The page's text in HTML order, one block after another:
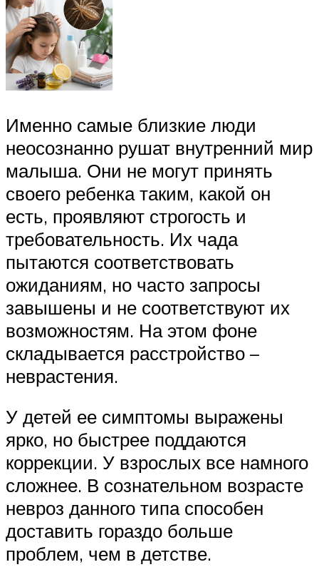
Именно самые близкие люди
неосознанно рушат внутренний мир
малыша. Они не могут принять
своего ребенка таким, какой он
есть, проявляют строгость и
требовательность. Их чада
пытаются соответствовать
ожиданиям, но часто запросы
завышены и не соответствуют их
возможностям. На этом фоне
складывается расстройство –
неврастения.
У детей ее симптомы выражены
ярко, но быстрее поддаются
коррекции. У взрослых все намного
сложнее. В сознательном возрасте
невроз данного типа способен
доставить гораздо больше
проблем, чем в детстве.